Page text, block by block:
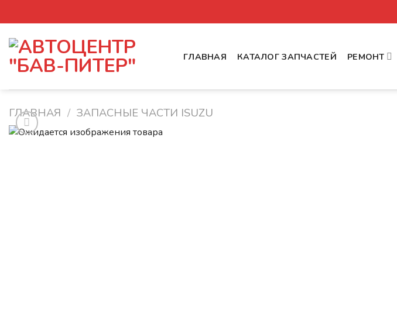
to
content
ГЛАВНАЯ КАТАЛОГ ЗАПЧАСТЕЙ РЕМОНТ
ГЛАВНАЯ / ЗАПАСНЫЕ ЧАСТИ ISUZU